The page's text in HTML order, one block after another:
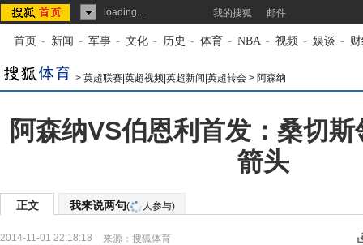
loading... 我的搜狐 邮件
首页 - 新闻 - 军事 - 文化 - 历史 - 体育 - NBA - 视频 - 娱谈 -
> 英超联赛|英超视频|英超新闻|英超转会 > 阿森纳
阿森纳VS伯恩利首发：桑切
箭头
正文 我来说两句( 人参与)
2014-11-01 22:18:18 来源： 搜狐体育